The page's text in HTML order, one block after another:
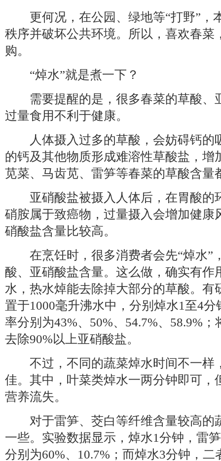
更何况，在公园、绿地等“打野”，
秩序并破坏公共环境。所以，喜欢春菜
购。
“焯水”就是煮一下？
需要提醒的是，很多春菜的草酸、
过量食用不利于健康。
人体摄入过多的草酸，会妨碍钙的
的钙及其他物质形成难溶性草酸盐，增
苋菜、马齿苋、雷笋等春菜的草酸含量
亚硝酸盐被摄入人体后，在胃酸的
硝胺属于致癌物，过量摄入会增加健康
硝酸盐含量比较高。
在烹饪时，很多消费者会先“焯水”
酸、亚硝酸盐含量。这么做，确实有作
水，热水焯能去除掉大部分的草酸。有
置于1000毫升沸水中，分别焯水1至4
率分别为43%、50%、54.7%、58.9%
去除90%以上亚硝酸盐。
不过，不同的蔬菜焯水时间不一样
佳。其中，叶菜类焯水一两分钟即可，
营养流失。
对于雷笋、茭白等纤维含量较高的
一些。实验数据显示，焯水1分钟，雷
分别为60%、10.7%；而焯水3分钟，